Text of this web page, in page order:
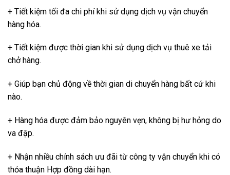
+ Tiết kiệm tối đa chi phí khi sử dụng dịch vụ vận chuyển
hàng hóa.
+ Tiết kiệm được thời gian khi sử dụng dịch vụ thuê xe tải
chở hàng.
+ Giúp bạn chủ động về thời gian di chuyển hàng bất cứ khi
nào.
+ Hàng hóa được đảm bảo nguyên vẹn, không bị hư hỏng do
va đập.
+ Nhận nhiều chính sách ưu đãi từ công ty vận chuyển khi có
thỏa thuận Hợp đồng dài hạn.